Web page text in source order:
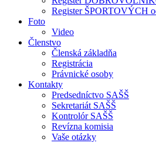
Register ŠPORTOVÝCH
Foto
Video
Členstvo
Členská základňa
Registrácia
Právnické osoby
Kontakty
Predsedníctvo SAŠŠ
Sekretariát SAŠŠ
Kontrolór SAŠŠ
Revízna komisia
Vaše otázky